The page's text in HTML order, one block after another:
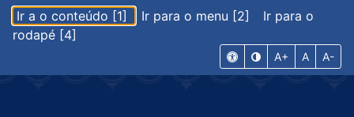
Ir a o conteúdo [1] Ir para o menu [2]
Ir para o
rodapé [4]
A+ A A-